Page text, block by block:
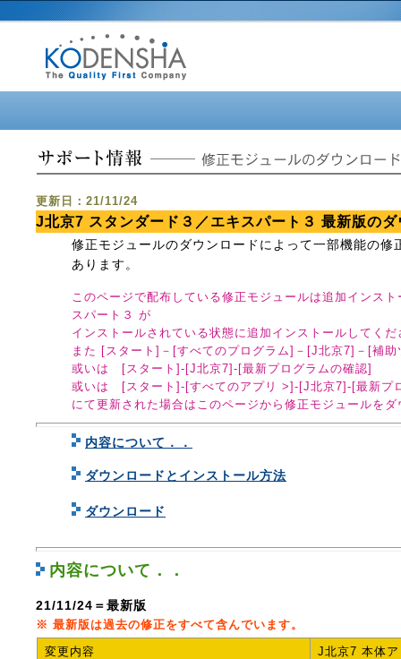
更新日：21/11/24
J北京7 スタンダード３／エキスパート３ 最新版の
修正モジュールのダウンロードによって一部機能の
あります。
このページで配布している修正モジュールは追加インス
スパート３ が
インストールされている状態に追加インストールしてくだ
また [スタート]－[すべてのプログラム]－[J北京7]－[補
或いは [スタート]-[J北京7]-[最新プログラムの確認]
或いは [スタート]-[すべてのアプリ >]-[J北京7]-[最新プ
にて更新された場合はこのページから修正モジュールを
内容について．．
ダウンロードとインストール方法
ダウンロード
内容について．．
21/11/24＝最新版
※ 最新版は過去の修正をすべて含んでいます。
変更内容
J北京7 本体